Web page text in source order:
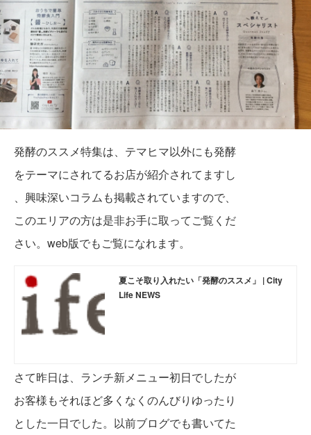
発酵のススメ特集は、テマヒマ以外にも発酵
をテーマにされてるお店が紹介されてますし
、興味深いコラムも掲載されていますので、
このエリアの方は是非お手に取ってご覧くだ
さい。web版でもご覧になれます。
夏こそ取り入れたい「発酵のススメ」 | City
Life NEWS
さて昨日は、ランチ新メニュー初日でしたが
お客様もそれほど多くなくのんびりゆったり
とした一日でした。以前ブログでも書いてた